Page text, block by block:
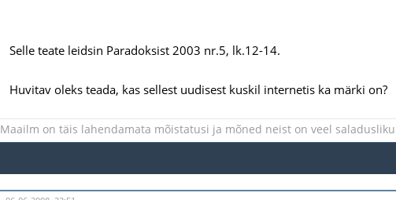
Selle teate leidsin Paradoksist 2003 nr.5, lk.12-14.
Huvitav oleks teada, kas sellest uudisest kuskil internetis ka märki on?
Maailm on täis lahendamata mõistatusi ja mõned neist on veel